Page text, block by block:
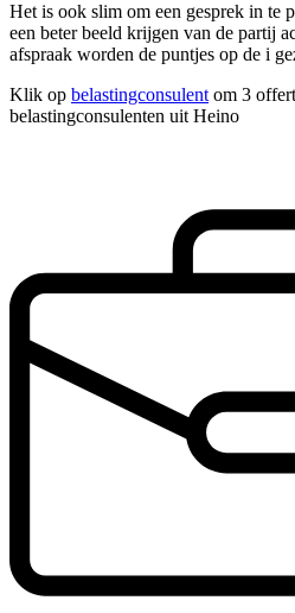
Het is ook slim om een gesprek in te
een beter beeld krijgen van de partij
afspraak worden de puntjes op de i
Klik op belastingconsulent om 3
belastingconsulenten uit Heino